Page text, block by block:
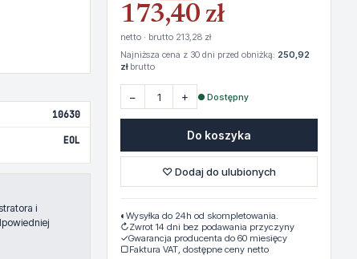
10630
EOL
i
173,40 zł
netto · brutto 213,28 zł
Najniższa cena z 30 dni przed obniżką: 250,92
złbrutto
− + ● Dostępny
Do koszyka
♡ Dodaj do ulubionych
◐ Wysyłka do 24h od skompletowania.
↻Zwrot 14 dni bez podawania przyczyny
✓Gwarancja producenta do 60 miesięcy
▢Faktura VAT, dostępne ceny netto